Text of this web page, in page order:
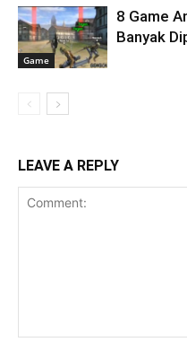
Game
8 Game
Banyak
LEAVE A REPLY